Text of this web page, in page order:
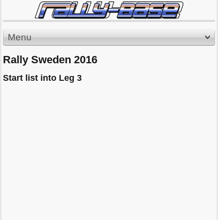
Menu
Rally Sweden 2016
Start list into Leg 3